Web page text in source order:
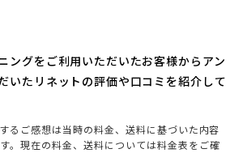
ングをご利用いただいたお客様からアン
いたリネットの評価や口コミを紹介して
るご感想は当時の料金、送料に基づいた内容
。現在の料金、送料については料金表をご確